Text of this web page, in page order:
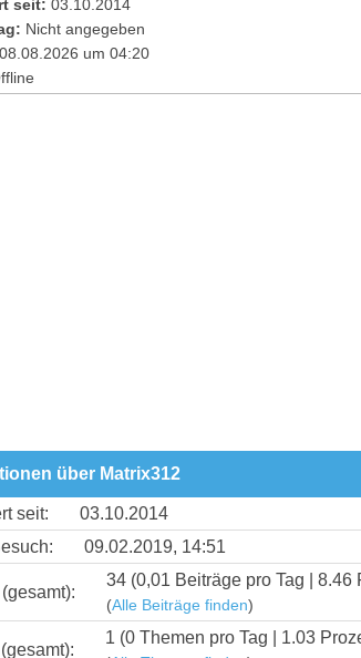
seit: 03.10.2014
Nicht angegeben
08.08.2026 um 04:20
über Matrix312
seit:
03.10.2014
09.02.2019, 14:51
34 (0,01 Beiträge pro Tag | 8.46
(Alle Beiträge finden)
1 (0 Themen pro Tag | 1.03